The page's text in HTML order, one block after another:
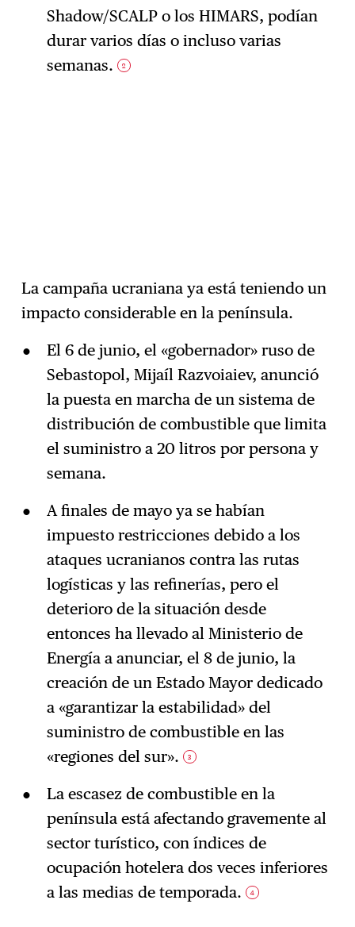
Shadow/SCALP o los HIMARS, podían
durar varios días o incluso varias
semanas.
2
La campaña ucraniana ya está teniendo un
impacto considerable en la península.
El 6 de junio, el «gobernador» ruso de
Sebastopol, Mijaíl Razvoiaiev, anunció
la puesta en marcha de un sistema de
distribución de combustible que limita
el suministro a 20 litros por persona y
semana.
A finales de mayo ya se habían
impuesto restricciones debido a los
ataques ucranianos contra las rutas
logísticas y las refinerías, pero el
deterioro de la situación desde
entonces ha llevado al Ministerio de
Energía a anunciar, el 8 de junio, la
creación de un Estado Mayor dedicado
a «garantizar la estabilidad» del
suministro de combustible en las
«regiones del sur».
3
La escasez de combustible en la
península está afectando gravemente al
sector turístico, con índices de
ocupación hotelera dos veces inferiores
a las medias de temporada.
4